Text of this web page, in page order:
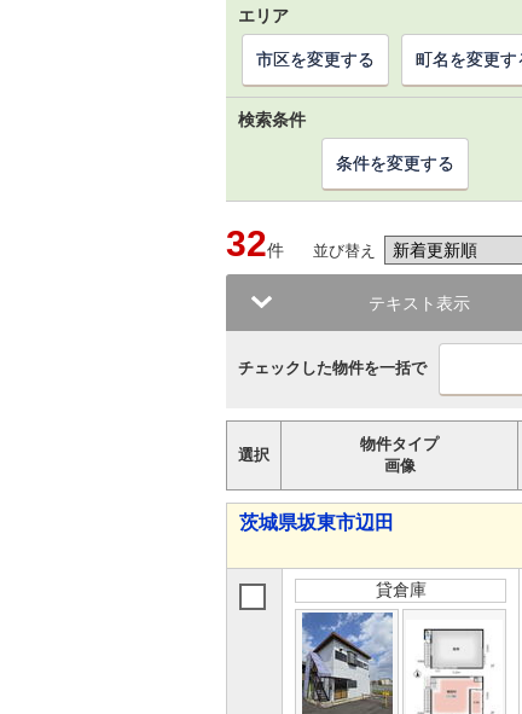
エリア
市区を変更する 町名を変更す
検索条件
条件を変更する
32件 並び替え
テキスト表示
チェックした物件を一括で
選択
物件タイプ
画像
茨城県坂東市辺田
貸倉庫